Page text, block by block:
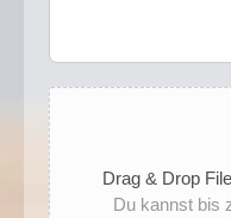
D
a
t
e
i
Drag & Drop
Du kannst bis